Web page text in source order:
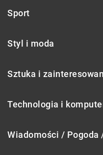
Sport
Styl i moda
Sztuka i
Technologia i
Wiadomości / Pogoda